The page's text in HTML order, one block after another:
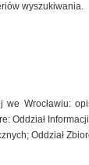
wyszukiwania.
Wrocławiu:
Oddział